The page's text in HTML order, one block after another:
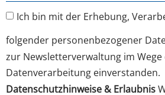
Ich bin mit der Erhebung,
folgender personenbezogener
zur Newsletterverwaltung im
Datenverarbeitung einverstanden.
Datenschutzhinweise & Erlaubnis